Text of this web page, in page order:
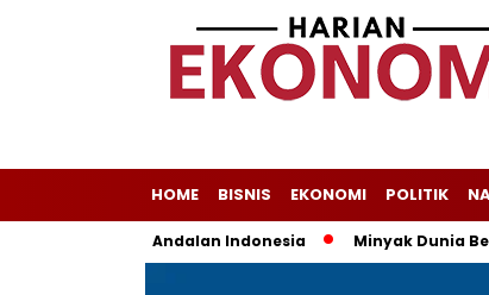
HOME BISNIS EKONOMI POLITIK
Masih Jadi Andalan Indonesia Minyak Dunia